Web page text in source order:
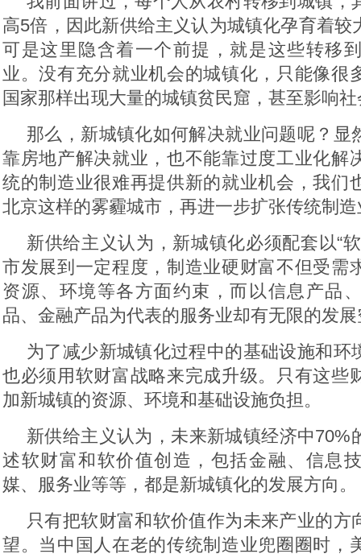
高5倍，因此新供给主义认为城镇化孕育着较
可是这里隐含着一个前提，就是这些转移
业。没有充分就业机会的城镇化，只能像很
国家那样出现大量的城镇贫民窟，甚至影响
那么，新城镇化如何解决就业问题呢？显
靠房地产解决就业，也不能靠过度工业化解
统的制造业很难再提供新的就业机会，我们
北京这样的雾霾城市，再进一步扩张传统制
新供给主义认为，新城镇化必须配套以“
市发展到一定程度，制造业硬财富不但受需
资源、环境等各方面约束，而以信息产品
品、金融产品为代表的服务业却有无限的发
为了减少新城镇化过程中的基础设施和环
也必须用软财富战略来完成升级。只有这些
加新城镇的资源、环境和基础设施负担。
新供给主义认为，未来新城镇经济中70%
述软财富和软价值创造，包括金融、信息
媒、服务业等等，都是新城镇化的发展方向。
只有把软财富和软价值作为未来产业的方
望。当中国人在老的传统制造业兜圈圈时，